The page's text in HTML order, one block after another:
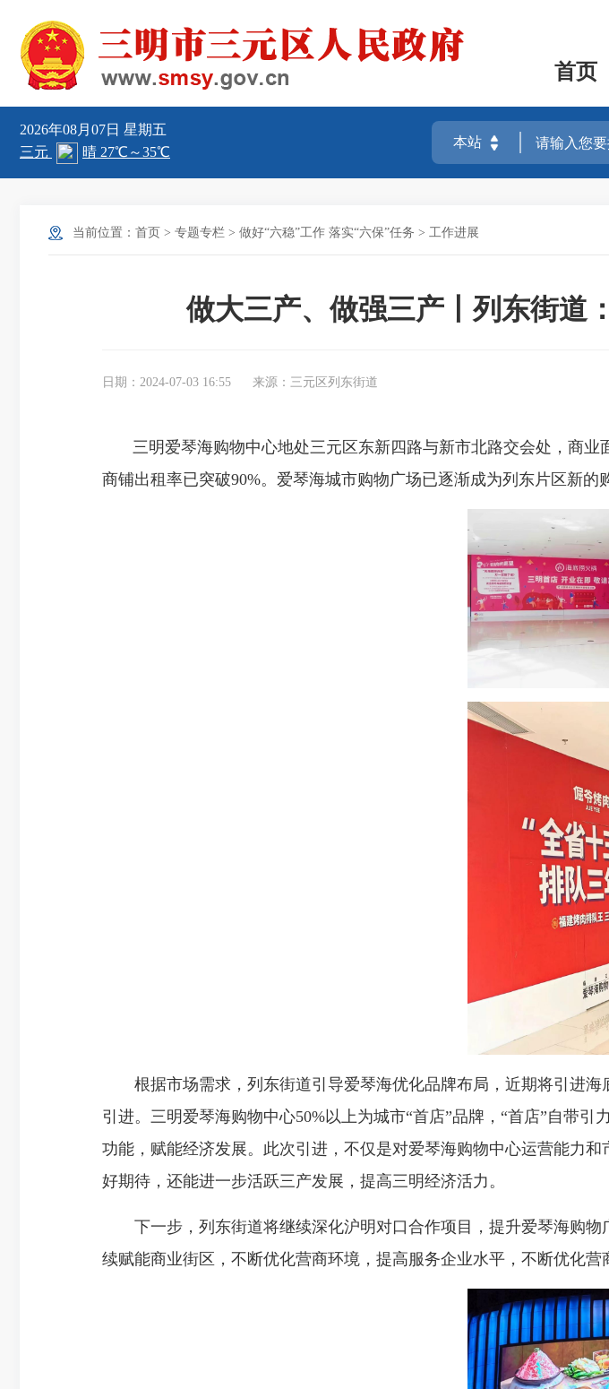
首页
2026年08月07日 星期五
当前位置： 首页 > 专题专栏 > 做好“六稳”工作 落实“六保”任务 > 工作进展
做大三产、做强三产丨列东街道
日期：2024-07-03 16:55 来源：三元区列东街道
三明爱琴海购物中心地处三元区东新四路与新市北路交会处，商业
商铺出租率已突破90%。爱琴海城市购物广场已逐渐成为列东片区新的
根据市场需求，列东街道引导爱琴海优化品牌布局，近期将引进海
引进。三明爱琴海购物中心50%以上为城市“首店”品牌，“首店”自带
功能，赋能经济发展。此次引进，不仅是对爱琴海购物中心运营能力
好期待，还能进一步活跃三产发展，提高三明经济活力。
下一步，列东街道将继续深化沪明对口合作项目，提升爱琴海购物
续赋能商业街区，不断优化营商环境，提高服务企业水平，不断优化